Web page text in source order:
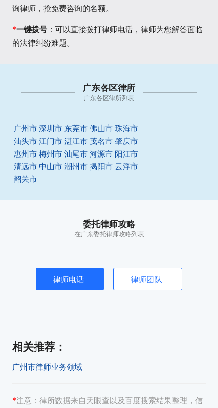
询律师，抢免费咨询的名额。
*一键拨号 ：可以直接拨打律师电话，律师为您解答面临
的法律纠纷难题。
广东各区律所
广东各区律所列表
广州市 深圳市 东莞市 佛山市 珠海市
汕头市 江门市 湛江市 茂名市 肇庆市
惠州市 梅州市 汕尾市 河源市 阳江市
清远市 中山市 潮州市 揭阳市 云浮市
韶关市
委托律师攻略
在广东委托律师攻略列表
律师电话 律师团队
相关推荐 ：
广州市律师业务领域
*注意： 律所数据来自天眼查以及百度搜索结果整理，信